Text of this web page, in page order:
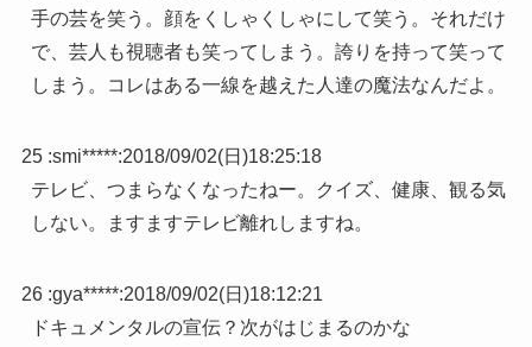
手の芸を笑う。顔をくしゃくしゃにして笑う。それだけ
で、芸人も視聴者も笑ってしまう。誇りを持って笑って
しまう。コレはある一線を越えた人達の魔法なんだよ。
25 :smi*****:2018/09/02(日)18:25:18
テレビ、つまらなくなったねー。クイズ、健康、観る気
しない。ますますテレビ離れしますね。
26 :gya*****:2018/09/02(日)18:12:21
ドキュメンタルの宣伝？次がはじまるのかな